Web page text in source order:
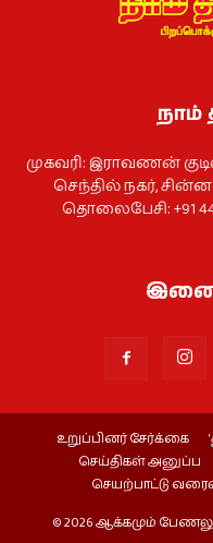
நாம்
முகவரி: இராவணன்
செந்தில் நகர்,
தொலைபேசி: +91 44
உறுப்பினர் சேர்க்கை
செய்திகள் அனுப்ப
செயற்பாட்டு
© 2026 ஆக்கமும்